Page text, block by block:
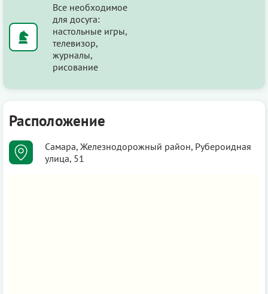
Все необходимое
для досуга:
настольные игры,
телевизор,
журналы,
рисование
Расположение
Самара, Железнодорожный район, Рубероидная
улица, 51